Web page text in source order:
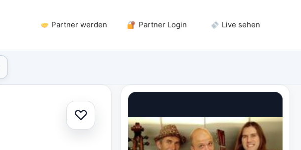
Partner werden Partner Login Live sehen
♡Zur Auswahl hinzufügen